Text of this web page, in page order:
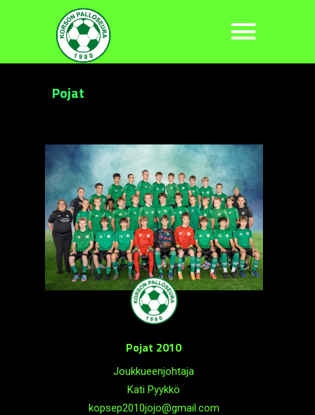
Pojat
Pojat 2010
Joukkueenjohtaja
Kati Pyykkö
kopsep2010jojo@gmail.com